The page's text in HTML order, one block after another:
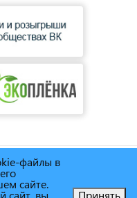
техники"Торговый дом
- 2025г.
файлы в
сайте.
сайт, вы Принять